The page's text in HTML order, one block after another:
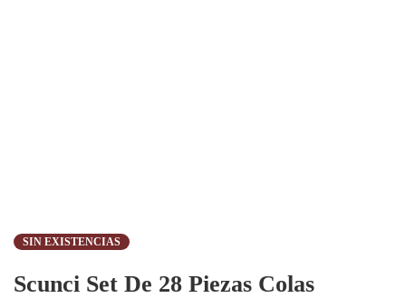
SIN EXISTENCIAS
Scunci Set De 28 Piezas Colas